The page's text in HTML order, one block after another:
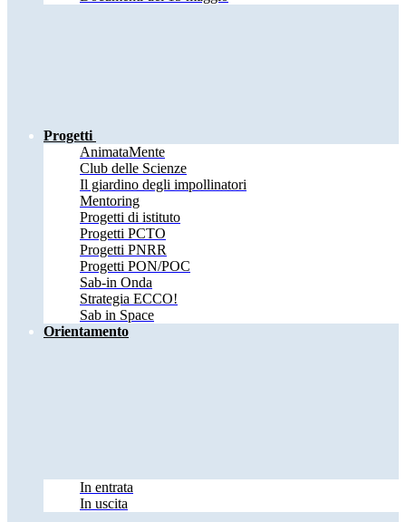
Progetti
AnimataMente
Club delle Scienze
Il giardino degli impollinatori
Mentoring
Progetti di istituto
Progetti PCTO
Progetti PNRR
Progetti PON/POC
Sab-in Onda
Strategia ECCO!
Sab in Space
Orientamento
In entrata
In uscita